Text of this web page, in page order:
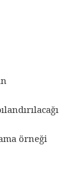
örneği